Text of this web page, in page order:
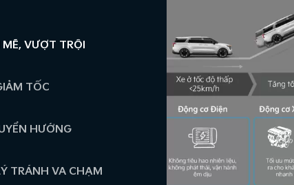
VƯỢT TRỘI
TỐC
HƯỚNG
TRÁNH VA CHẠM